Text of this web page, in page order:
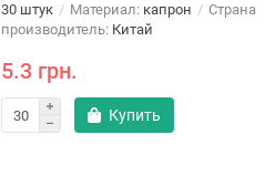
30 штук
Материал: капрон
Страна
производитель: Китай
5.3 грн.
Купить